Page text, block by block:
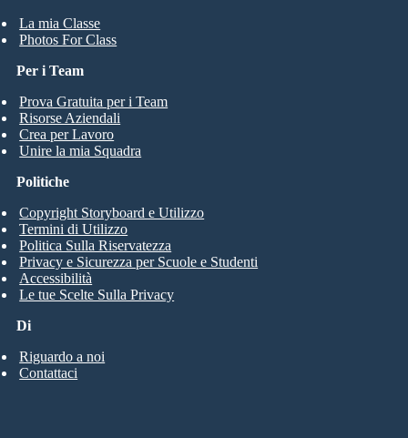
La mia Classe
Photos For Class
Per i Team
Prova Gratuita per i Team
Risorse Aziendali
Crea per Lavoro
Unire la mia Squadra
Di
Riguardo a noi
Contattaci
Politiche
Copyright Storyboard e Utilizzo
Termini di Utilizzo
Politica Sulla Riservatezza
Privacy e Sicurezza per Scuole e Studenti
Accessibilità
Le tue Scelte Sulla Privacy